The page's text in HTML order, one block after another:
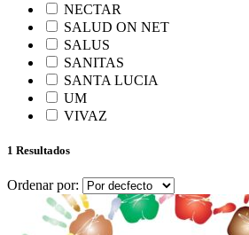
NECTAR
SALUD ON NET
SALUS
SANITAS
SANTA LUCIA
UM
VIVAZ
1 Resultados
Ordenar por: